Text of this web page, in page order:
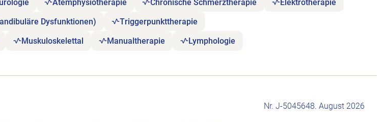
Atemphysiotherapie Chronische Schmerztherapie Elektrotherapie
Dysfunktionen) Triggerpunkttherapie
Muskuloskelettal Manualtherapie Lymphologie
Nr. J-5045648. August 2026